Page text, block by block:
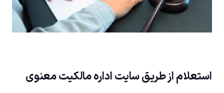
استعلام از طریق سایت اداره مالکیت معنوی